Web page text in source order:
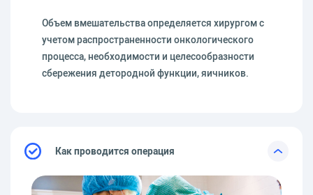
Объем вмешательства определяется хирургом с
учетом распространенности онкологического
процесса, необходимости и целесообразности
сбережения детородной функции, яичников.
Как проводится операция